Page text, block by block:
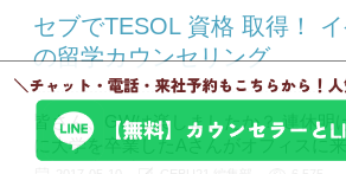
セブでTESOL 資格 取得！
の留学カウンセリング
皆さん、GWは楽しましたか？ 連休明
に大学を卒業したAさんがオフィスに